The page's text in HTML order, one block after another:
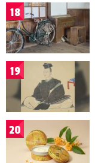
18
19
20